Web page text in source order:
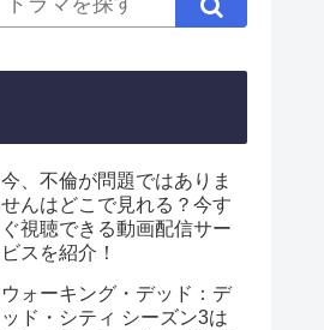
今、不倫が問題ではありま
せんはどこで見れる？今す
ぐ視聴できる動画配信サー
ビスを紹介！
ウォーキング・デッド：デ
ッド・シティ シーズン3は